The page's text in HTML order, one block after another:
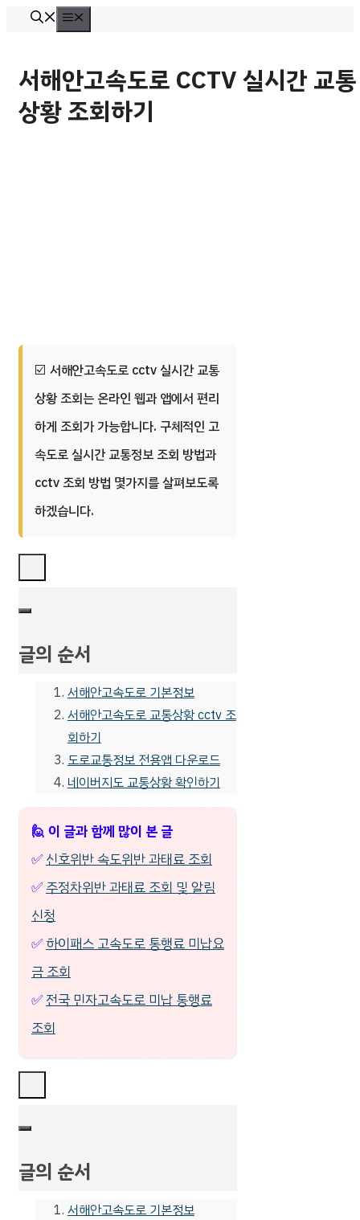
뉴
서해안고속도로 CCTV 실시간 교통
상황 조회하기
서해안고속도로 cctv 실시간 교통
상황 조회는 온라인 웹과 앱에서 편리
하게 조회가 가능합니다. 구체적인 고
속도로 실시간 교통정보 조회 방법과
cctv 조회 방법 몇가지를 살펴보도록
하겠습니다.
글의 순서
서해안고속도로 기본정보
서해안고속도로 교통상황 cctv 조
회하기
도로교통정보 전용앱 다운로드
네이버지도 교통상황 확인하기
🙋 이 글과 함께 많이 본 글
✅신호위반 속도위반 과태료 조회
✅주정차위반 과태료 조회 및 알림
신청
✅하이패스 고속도로 통행료 미납요
금 조회
✅전국 민자고속도로 미납 통행료
조회
글의 순서
서해안고속도로 기본정보